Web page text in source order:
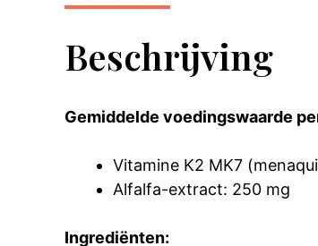
Beschrijving
Gemiddelde voedingswaarde
Vitamine K2 MK7
Alfalfa-extract: 250 mg
Ingrediënten: